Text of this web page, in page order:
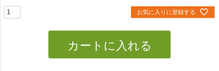
お気に入りに登録する
カートに入れる